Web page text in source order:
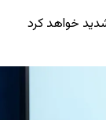
خواهد کرد